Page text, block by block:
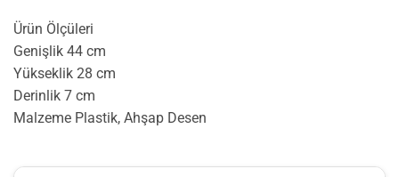
Ürün Ölçüleri
Genişlik 44 cm
Yükseklik 28 cm
Derinlik 7 cm
Malzeme Plastik, Ahşap Desen